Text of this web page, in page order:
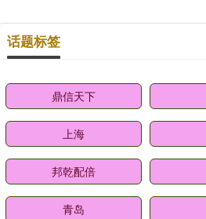
话题标签
鼎信天下
上海
邦乾配倍
青岛